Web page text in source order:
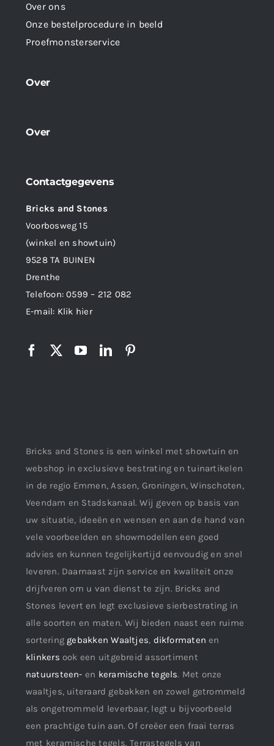
Over ons
Onze bestelprocedure in beeld
Proefmonsterservice
Over
Over
Contactgegevens
Bricks and Stones
Voorbosweg 15
(winkel en showtuin)
9528 TA BUINEN
Drenthe
Telefoon:0599 – 212 082
E-mail: Klik hier
Bricks and Stones is een winkel met showtuin en
webshop in exclusieve bestrating en tuinartikelen
in de regio Emmen, Assen, Groningen, Winschoten,
Veendam en Stadskanaal. Wij geven op basis van
uw situatie, ideeën en wensen en aan de hand van
vele voorbeelden en showmodellen een goed
advies en kunnen tegelijkertijd eenvoudig en snel
leveren. Daarnaast zijn service en kwaliteit onze
drijfveren om u van dienst te zijn. Bricks and
Stones levert en legt exclusieve sierbestrating in
alle soorten en maten. Wij bieden naast een ruime
sortering gebakken Waaltjes, dikformaten en
klinkers ook een uitgebreid assortiment
natuursteen- en keramische tegels. Met onze
waaltjes, uiteraard gebakken en zowel getrommeld
als ongetrommeld leverbaar, legt u bijvoorbeeld
een prachtige tuin aan. Of creëer een fraai terras
met keramische tegels. Terrastegels van